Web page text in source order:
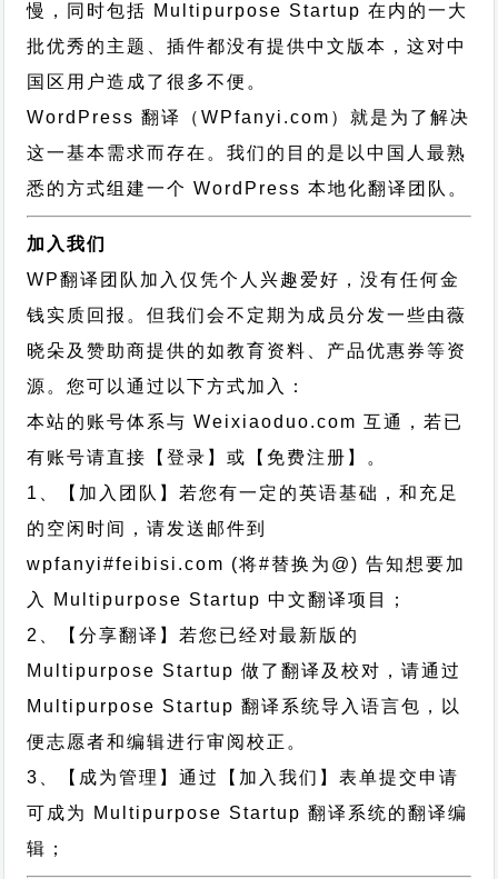
慢，同时包括 Multipurpose Startup 在内的一大
批优秀的主题、插件都没有提供中文版本，这对中
国区用户造成了很多不便。
WordPress 翻译（WPfanyi.com） 就是为了解决
这一基本需求而存在。我们的目的是以中国人最熟
悉的方式组建一个 WordPress 本地化翻译团队。
加入我们
WP翻译团队加入仅凭个人兴趣爱好，没有任何金
钱实质回报。但我们会不定期为成员分发一些由薇
晓朵及赞助商提供的如教育资料、产品优惠券等资
源。您可以通过以下方式加入：
本站的账号体系与Weixiaoduo.com 互通，若已
有账号请直接【登录】或【免费注册】。
1、【加入团队】若您有一定的英语基础，和充足
的空闲时间，请发送邮件到
wpfanyi#feibisi.com (将#替换为@) 告知想要加
入 Multipurpose Startup 中文翻译项目；
2、【分享翻译】若您已经对最新版的
Multipurpose Startup 做了翻译及校对，请通过
Multipurpose Startup 翻译系统导入语言包，以
便志愿者和编辑进行审阅校正。
3、【成为管理】通过【加入我们】表单提交申请
可成为 Multipurpose Startup 翻译系统的翻译编
辑；